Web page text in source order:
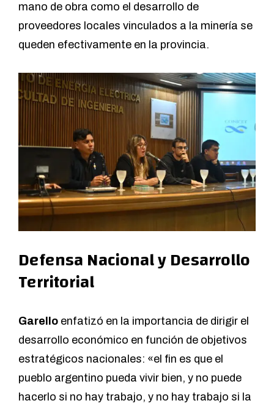
mano de obra como el desarrollo de
proveedores locales vinculados a la minería se
queden efectivamente en la provincia.
Defensa Nacional y Desarrollo
Territorial
Garello enfatizó en la importancia de dirigir el
desarrollo económico en función de objetivos
estratégicos nacionales: «el fin es que el
pueblo argentino pueda vivir bien, y no puede
hacerlo si no hay trabajo, y no hay trabajo si la